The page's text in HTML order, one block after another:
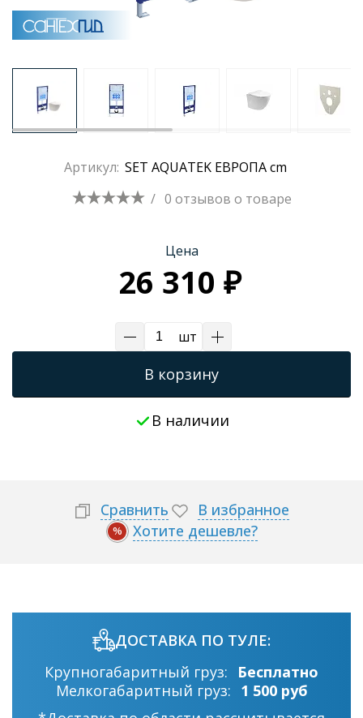
Душевые уголки и ограждения
Артикул: SET AQUATEK ЕВРОПА cm
/ 0 отзывов о товаре
Цена
26 310 ₽
шт
В корзину
В наличии
Сравнить В избранное
% Хотите дешевле?
ДОСТАВКА ПО ТУЛЕ:
Крупногабаритный груз:
Бесплатно
Мелкогабаритный груз: 1 500 руб